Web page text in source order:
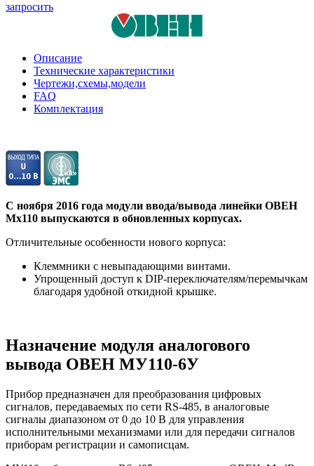
запросить
Описание
Технические характеристики
Чертежи,схемы,модели
FAQ
Комплектация
С ноября 2016 года модули ввода/вывода линейки ОВЕН
Мх110 выпускаются в обновленных корпусах.
Отличительные особенности нового корпуса:
Клеммники с невыпадающими винтами.
Упрощенный доступ к DIP-переключателям/перемычкам
благодаря удобной откидной крышке.
Назначение модуля аналогового
вывода ОВЕН МУ110-6У
Прибор предназначен для преобразования цифровых
сигналов, передаваемых по сети RS-485, в аналоговые
сигналы диапазоном от 0 до 10 В для управления
исполнительными механизмами или для передачи сигналов
приборам регистрации и самописцам.